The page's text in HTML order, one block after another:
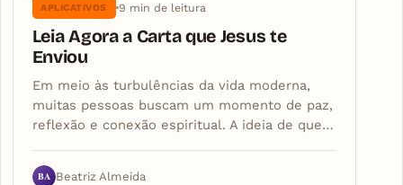
APLICATIVOS 9 min de leitura
Leia Agora a Carta que Jesus te
Enviou
Em meio às turbulências da vida moderna,
muitas pessoas buscam um momento de paz,
reflexão e conexão espiritual. A ideia de que…
BA Beatriz Almeida